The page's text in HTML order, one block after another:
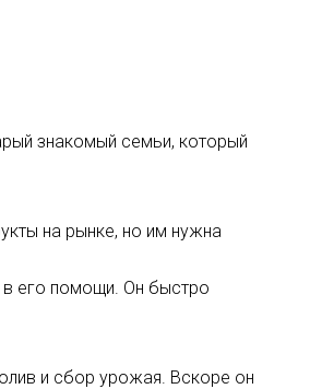
знакомый семьи, который
на рынке, но им нужна
в его помощи. Он быстро
и сбор урожая. Вскоре он